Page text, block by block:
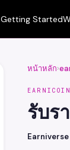
Getting Started
หน้าหลัก›
รับร